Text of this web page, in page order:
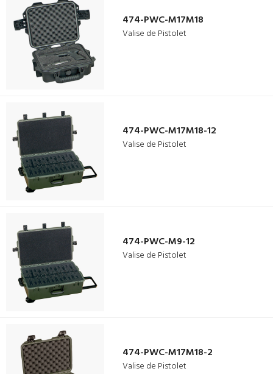
474-PWC-M17M18
Valise de Pistolet
474-PWC-M17M18-12
Valise de Pistolet
474-PWC-M9-12
Valise de Pistolet
474-PWC-M17M18-2
Valise de Pistolet